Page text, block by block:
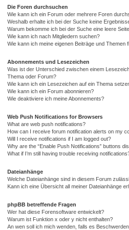
Die Foren durchsuchen
Wie kann ich ein Forum oder mehrere Foren
Weshalb erhalte ich bei der Suche keine
Warum bekomme ich bei der Suche eine leere
Wie kann ich nach Mitgliedern suchen?
Wie kann ich meine eigenen Beiträge und Themen
Abonnements und Lesezeichen
Was ist der Unterschied zwischen einem
Thema oder Forum?
Wie kann ich ein Lesezeichen auf ein Thema
Wie kann ich ein Forum abonnieren?
Wie deaktiviere ich meine Abonnements?
Web Push Notifications for Browsers
What are web push notifications?
How can I receive forum notification alerts on my
Will I receive notifications if I am logged out?
Why are the “Enable Push Notifications” buttons
What if I’m still having trouble receiving
Dateianhänge
Welche Dateianhänge sind in diesem Forum
Kann ich eine Übersicht all meiner Dateianhänge
phpBB betreffende Fragen
Wer hat diese Forensoftware entwickelt?
Warum ist Funktion x oder y nicht enthalten?
An wen soll ich mich wenden, falls es